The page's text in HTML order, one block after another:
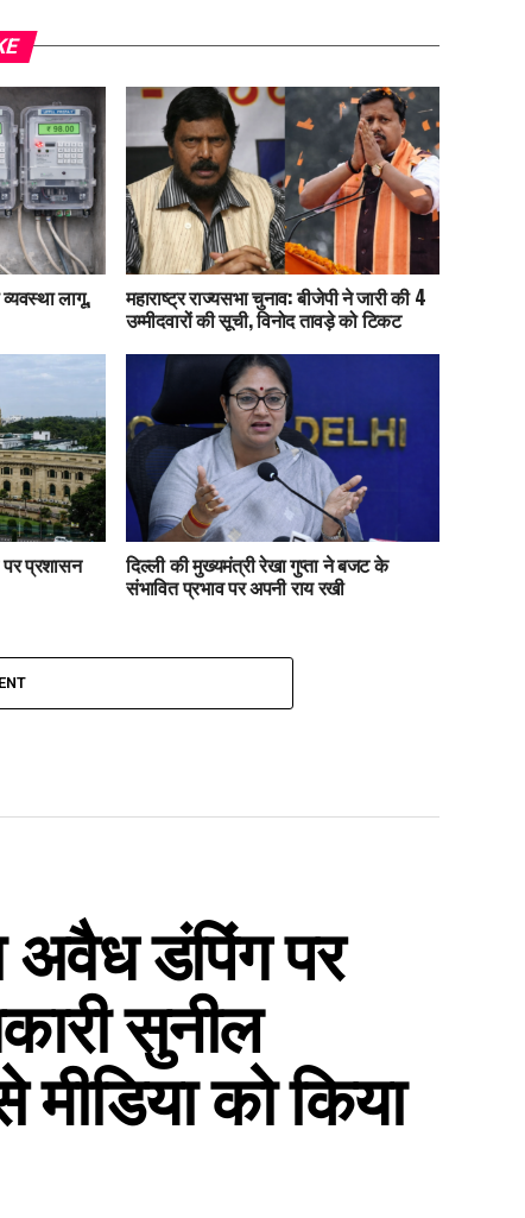
लागू, महाराष्ट्र राज्यसभा चुनाव: बीजेपी ने जारी की 4
उम्मीदवारों की सूची, विनोद तावड़े को टिकट
प्रशासन दिल्ली की मुख्यमंत्री रेखा गुप्ता ने बजट के
संभावित प्रभाव पर अपनी राय रखी
अवैध डंपिंग पर
सुनील
को किया